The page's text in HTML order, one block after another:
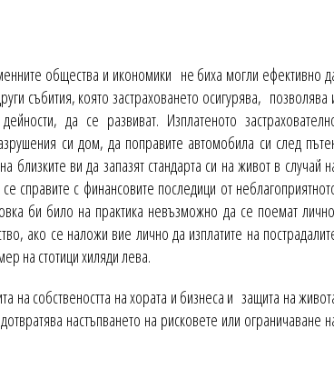
общества и икономики не биха могли ефективно
събития, която застраховането осигурява, позволява
да се развиват. Изплатеното
си дом, да поправите автомобила си след
ви да запазят стандарта си на живот в случай
справите с финансовите последици от
би било на практика невъзможно да се поемат
ако се наложи вие лично да изплатите на
на стотици хиляди лева.
на собствеността на хората и бизнеса и защита на
настъпването на рисковете или ограничаване